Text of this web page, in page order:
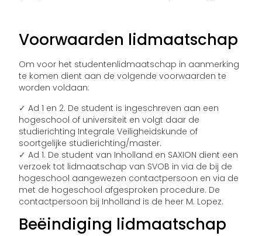
Voorwaarden lidmaatschap
Om voor het studentenlidmaatschap in aanmerking
te komen dient aan de volgende voorwaarden te
worden voldaan:
✓ Ad 1 en 2. De student is ingeschreven aan een
hogeschool of universiteit en volgt daar de
studierichting Integrale Veiligheidskunde of
soortgelijke studierichting/master.
✓ Ad 1. De student van Inholland en SAXION dient een
verzoek tot lidmaatschap van SVOB in via de bij de
hogeschool aangewezen contactpersoon en via de
met de hogeschool afgesproken procedure. De
contactpersoon bij Inholland is de heer M. Lopez.
Beëindiging lidmaatschap